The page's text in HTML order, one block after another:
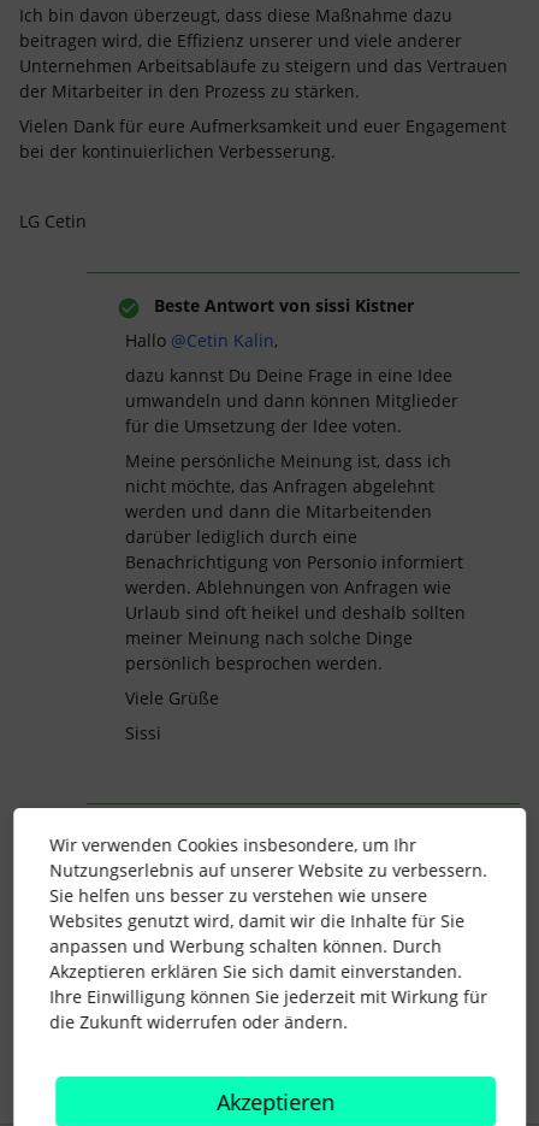
Ich bin davon überzeugt, dass diese Maßnahme dazu
beitragen wird, die Effizienz unserer und viele anderer
Unternehmen Arbeitsabläufe zu steigern und das Vertrauen
der Mitarbeiter in den Prozess zu stärken.
Vielen Dank für eure Aufmerksamkeit und euer Engagement
bei der kontinuierlichen Verbesserung.
LG Cetin
Beste Antwort von sissi Kistner
Hallo @Cetin Kalin,
dazu kannst Du Deine Frage in eine Idee
umwandeln und dann können Mitglieder
für die Umsetzung der Idee voten.
Meine persönliche Meinung ist, dass ich
nicht möchte, das Anfragen abgelehnt
werden und dann die Mitarbeitenden
darüber lediglich durch eine
Benachrichtigung von Personio informiert
werden. Ablehnungen von Anfragen wie
Urlaub sind oft heikel und deshalb sollten
meiner Meinung nach solche Dinge
persönlich besprochen werden.
Viele Grüße
Sissi
benachrichtigungen mitarbeiterrollen
Profile Changes Rejected Changes
Worktime Changes Communication
Employee Feedback
Wir verwenden Cookies insbesondere, um Ihr
Nutzungserlebnis auf unserer Website zu verbessern.
Sie helfen uns besser zu verstehen wie unsere
Websites genutzt wird, damit wir die Inhalte für Sie
anpassen und Werbung schalten können. Durch
Akzeptieren erklären Sie sich damit einverstanden.
Ihre Einwilligung können Sie jederzeit mit Wirkung für
die Zukunft widerrufen oder ändern.
Akzeptieren